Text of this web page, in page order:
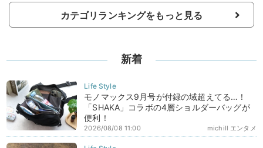
カテゴリランキングをもっと見る
新着
モノマックス9月号が付録の域超えてる…！
「SHAKA」コラボの4層ショルダーバッグが
便利！
michill エンタメ
2026/08/08 11:00